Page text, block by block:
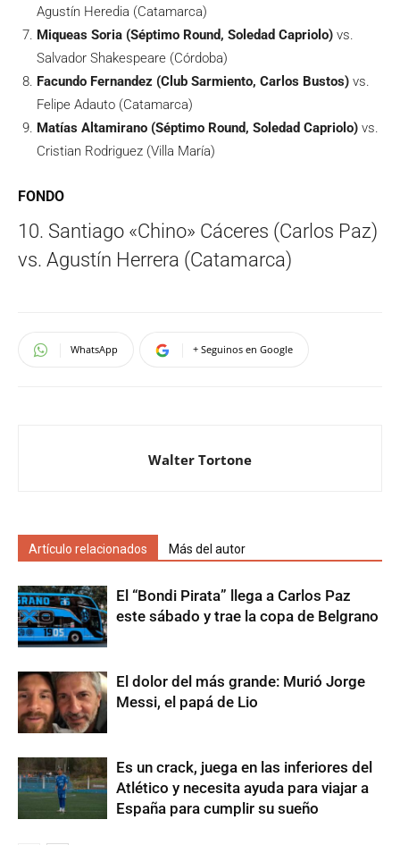
Agustín Heredia (Catamarca)
Miqueas Soria (Séptimo Round, Soledad Capriolo) vs.
Salvador Shakespeare (Córdoba)
Facundo Fernandez (Club Sarmiento, Carlos Bustos) vs.
Felipe Adauto (Catamarca)
Matías Altamirano (Séptimo Round, Soledad Capriolo) vs.
Cristian Rodriguez (Villa María)
FONDO
10. Santiago «Chino» Cáceres (Carlos Paz)
vs. Agustín Herrera (Catamarca)
WhatsApp + Seguinos en Google
Walter Tortone
Artículo relacionados Más del autor
El “Bondi Pirata” llega a Carlos Paz
este sábado y trae la copa de Belgrano
El dolor del más grande: Murió Jorge
Messi, el papá de Lio
Es un crack, juega en las inferiores del
Atlético y necesita ayuda para viajar a
España para cumplir su sueño